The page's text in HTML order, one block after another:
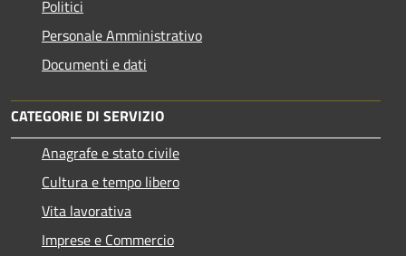
Politici
Personale Amministrativo
Documenti e dati
CATEGORIE DI SERVIZIO
Anagrafe e stato civile
Cultura e tempo libero
Vita lavorativa
Imprese e Commercio